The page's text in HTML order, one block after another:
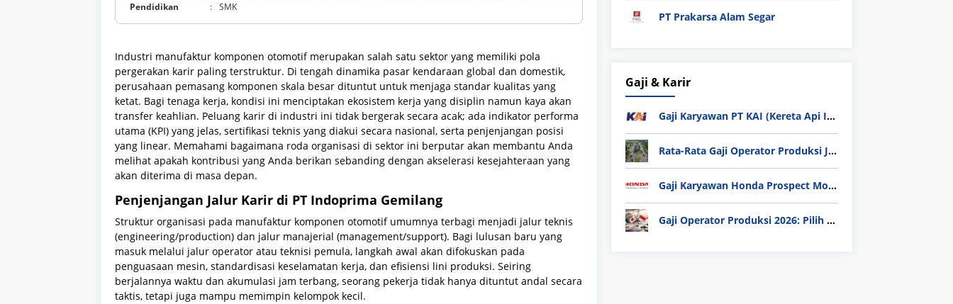
Pendidikan
: SMK
Industri manufaktur komponen otomotif merupakan salah satu sektor yang memiliki pola
pergerakan karir paling terstruktur. Di tengah dinamika pasar kendaraan global dan domestik,
perusahaan pemasang komponen skala besar dituntut untuk menjaga standar kualitas yang
ketat. Bagi tenaga kerja, kondisi ini menciptakan ekosistem kerja yang disiplin namun kaya akan
transfer keahlian. Peluang karir di industri ini tidak bergerak secara acak; ada indikator performa
utama (KPI) yang jelas, sertifikasi teknis yang diakui secara nasional, serta penjenjangan posisi
yang linear. Memahami bagaimana roda organisasi di sektor ini berputar akan membantu Anda
melihat apakah kontribusi yang Anda berikan sebanding dengan akselerasi kesejahteraan yang
akan diterima di masa depan.
Penjenjangan Jalur Karir di PT Indoprima Gemilang
Struktur organisasi pada manufaktur komponen otomotif umumnya terbagi menjadi jalur teknis
(engineering/production) dan jalur manajerial (management/support). Bagi lulusan baru yang
masuk melalui jalur operator atau teknisi pemula, langkah awal akan difokuskan pada
penguasaan mesin, standardisasi keselamatan kerja, dan efisiensi lini produksi. Seiring
berjalannya waktu dan akumulasi jam terbang, seorang pekerja tidak hanya dituntut andal secara
taktis, tetapi juga mampu memimpin kelompok kecil.
PT Prakarsa Alam Segar
Gaji & Karir
Gaji Karyawan PT KAI (Kereta Api Indonesia) Update 2025
Rata-Rata Gaji Operator Produksi Jabodetabek 2025: Bedah Tuntas UMK, Lemburan, dan Realita Hidup Buruh
Gaji Karyawan Honda Prospect Motor Semua Divisi
Gaji Operator Produksi 2026: Pilih PT Astra Honda Motor (AHM) atau Manufaktur di Jepang?